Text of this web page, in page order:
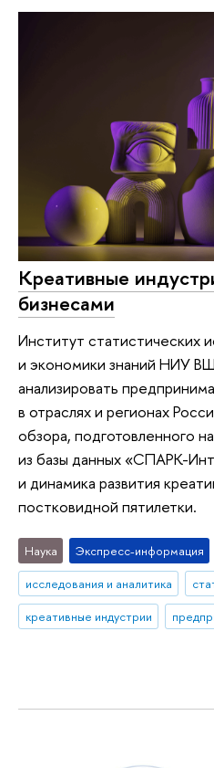
Креативные
бизнесами
Институт статистических
и экономики знаний НИУ
анализировать
в отраслях и регионах
обзора, подготовленного
из базы данных «СПАРК-
и динамика развития
постковидной пятилетки.
Наука Экспресс-информация
исследования и аналитика
креативные индустрии